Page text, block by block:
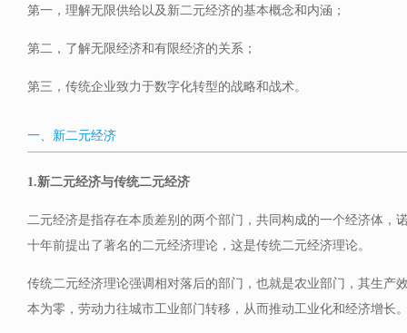
第一，理解无限供给以及新二元经济的基本概念和内涵；
第二，了解无限经济和有限经济的关系；
第三，传统企业致力于数字化转型的战略和战术。
一、新二元经济
1.新二元经济与传统二元经济
二元经济是指存在本质差别的两个部门，共同构成的一个经济体，
十年前提出了著名的二元经济理论，这是传统二元经济理论。
传统二元经济理论强调相对落后的部门，也就是农业部门，其生产
本为零，劳动力往城市工业部门转移，从而推动工业化和经济增长